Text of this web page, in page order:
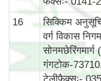
16
सिक्किम
वर्ग विकास
सोनमछेरिंगमार्ग
गंगटोक-
टेलीफैक्सः-